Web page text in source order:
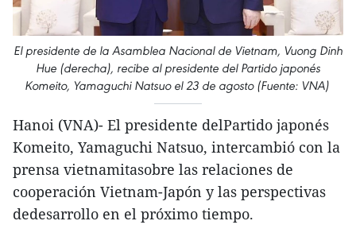
El presidente de la Asamblea Nacional de Vietnam, Vuong Dinh
Hue (derecha), recibe al presidente del Partido japonés
Komeito, Yamaguchi Natsuo el 23 de agosto (Fuente: VNA)
Hanoi (VNA)- El presidente delPartido japonés
Komeito, Yamaguchi Natsuo, intercambió con la
prensa vietnamitasobre las relaciones de
cooperación Vietnam-Japón y las perspectivas
dedesarrollo en el próximo tiempo.